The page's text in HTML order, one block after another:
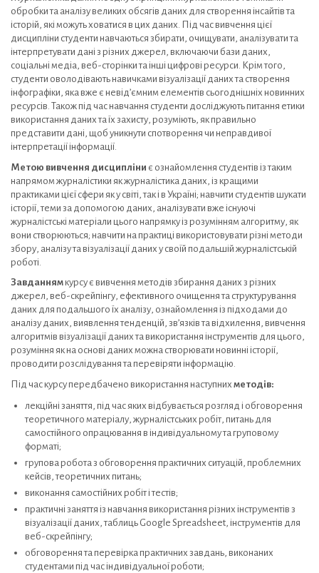
обробки та аналізу великих обсягів даних для створення інсайтів та
історій, які можуть ховатися в цих даних. Під час вивчення цієї
дисципліни студенти навчаються збирати, очищувати, аналізувати та
інтерпретувати дані з різних джерел, включаючи бази даних,
соціальні медіа, веб-сторінки та інші цифрові ресурси. Крім того,
студенти оволодівають навичками візуалізації даних та створення
інфографіки, яка вже є невід’ємним елементів сьогоднішніх новинних
ресурсів. Також під час навчання студенти досліджують питання етики
використання даних та їх захисту, розуміють, як правильно
представити дані, щоб уникнути спотворення чи неправдивої
інтерпретації інформації.
Метою вивчення дисципліни є ознайомлення студентів із таким
напрямом журналістики як журналістика даних, із кращими
практиками цієї сфери як у світі, так і в Україні; навчити студентів шукати
історії, теми за допомогою даних, аналізувати вже існуючі
журналістські матеріали цього напрямку із розумінням алгоритму, як
вони створюються; навчити на практиці використовувати різні методи
збору, аналізу та візуалізації даних у своїй подальшій журналістській
роботі.
Завданнямкурсу є вивчення методів збирання даних з різних
джерел, веб-скрейпінгу, ефективного очищення та структурування
даних для подальшого їх аналізу, ознайомлення із підходами до
аналізу даних, виявлення тенденцій, зв’язків та відхилення, вивчення
алгоритмів візуалізації даних та використання інструментів для цього,
розуміння як на основі даних можна створювати новинні історії,
проводити розслідування та перевіряти інформацію.
Під час курсу передбачено використання наступних методів:
лекційні заняття, під час яких відбувається розгляд і обговорення
теоретичного матеріалу, журналістських робіт, питань для
самостійного опрацювання в індивідуальному та груповому
форматі;
групова робота з обговорення практичних ситуацій, проблемних
кейсів, теоретичних питань;
виконання самостійних робіт і тестів;
практичні заняття із навчання використання різних інструментів з
візуалізації даних, таблиць Google Spreadsheet, інструментів для
веб-скрейпінгу;
обговорення та перевірка практичних завдань, виконаних
студентами під час індивідуальної роботи;